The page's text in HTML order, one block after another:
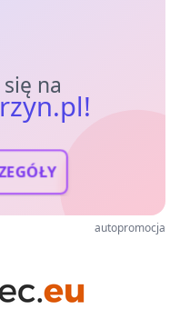
na
autopromocja